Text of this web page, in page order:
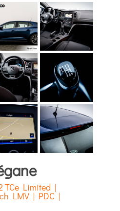
TCe Limited |
LMV | PDC |